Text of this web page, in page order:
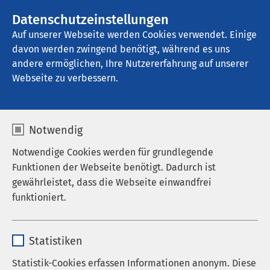
Datenschutzeinstellungen
Auf unserer Webseite werden Cookies verwendet. Einige
davon werden zwingend benötigt, während es uns
andere ermöglichen, Ihre Nutzererfahrung auf unserer
Webseite zu verbessern.
Notwendig
Notwendige Cookies werden für grundlegende
Funktionen der Webseite benötigt. Dadurch ist
gewährleistet, dass die Webseite einwandfrei
funktioniert.
Anbieter sgalinski
Statistiken
Statistik-Cookies erfassen Informationen anonym. Diese
Startseite der AMEOS Gruppe
Aktuelles
Unternehmensblog